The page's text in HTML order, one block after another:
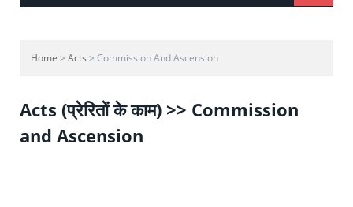
Home > Acts > Commission And Ascension
Acts (प्रेरितों के काम) >> Commission
and Ascension